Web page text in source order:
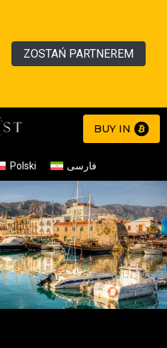
ZOSTAŃ PARTNEREM
BUY IN
Polski فارسی